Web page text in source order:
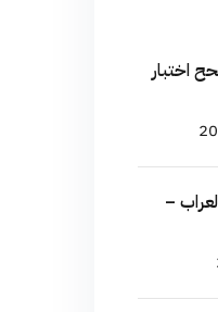
اختبار
–